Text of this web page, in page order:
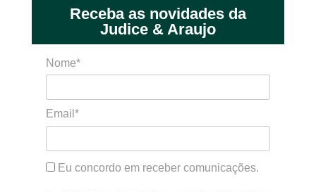
Receba as novidades da
Judice & Araujo
Nome*
Email*
Eu concordo em receber comunicações.